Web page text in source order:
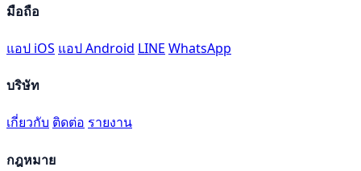
มือถือ
แอป iOS แอป Android LINE WhatsApp
บริษัท
เกี่ยวกับ ติดต่อ รายงาน
กฎหมาย